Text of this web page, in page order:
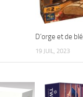
D’orge et de blé
19 JUIL, 2023